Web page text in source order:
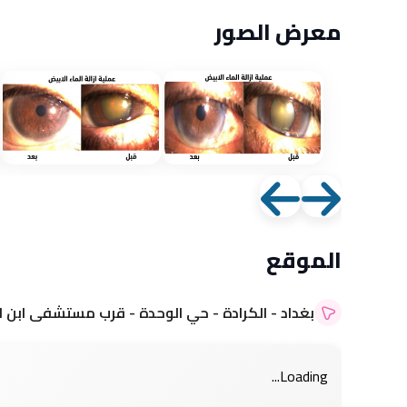
معرض الصور
الموقع
بغداد - الكرادة - حي الوحدة - قرب مستشفى ابن
Loading...